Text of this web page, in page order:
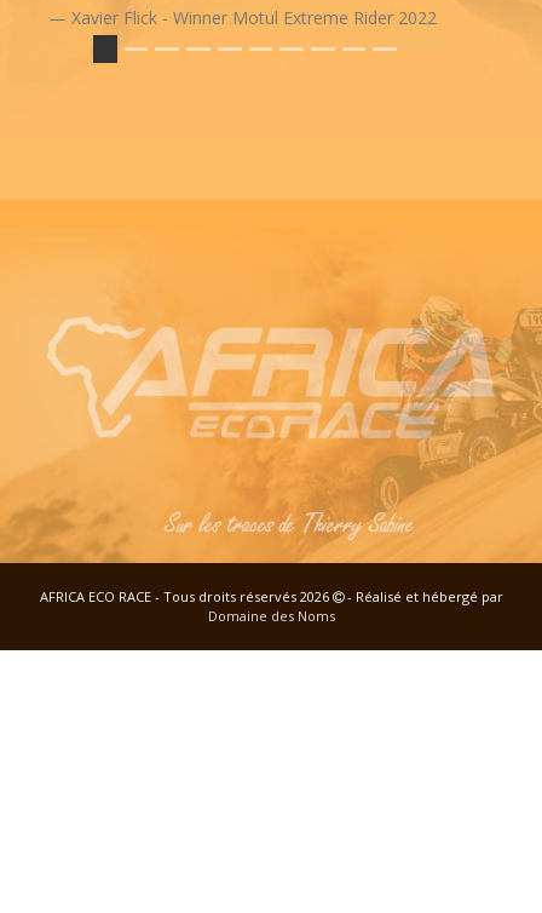
Xavier Flick - Winner Motul Extreme Rider 2022
AFRICA ECO RACE - Tous droits réservés 2026
- Réalisé et hébergé par
Domaine des Noms